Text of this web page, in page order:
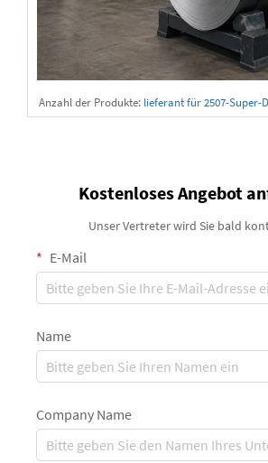
Anzahl der Produkte: lieferant für 2507-Super-
Kostenloses Angebot
Unser Vertreter wird Sie bald
E-Mail
Name
Company Name